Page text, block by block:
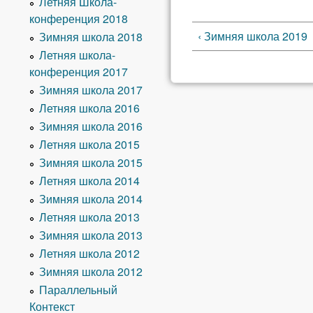
‹ Зимняя школа 2019
конференция 2018
Зимняя школа 2018
Летняя школа-
конференция 2017
Зимняя школа 2017
Летняя школа 2016
Зимняя школа 2016
Летняя школа 2015
Зимняя школа 2015
Летняя школа 2014
Зимняя школа 2014
Летняя школа 2013
Зимняя школа 2013
Летняя школа 2012
Зимняя школа 2012
Параллельный
Контекст